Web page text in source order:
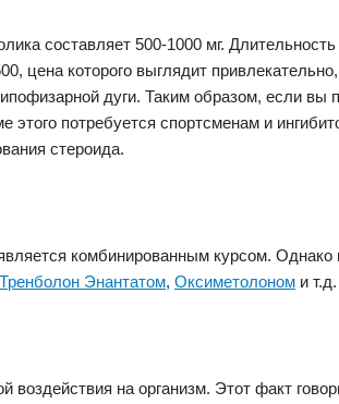
составляет 500-1000 мг.
цена которого выглядит
дуги. Таким образом, если
этого потребуется спортсменам и
стероида.
комбинированным курсом. Однако
Тренболон Энантатом, Оксиметолоном и т.д.
на организм. Этот факт